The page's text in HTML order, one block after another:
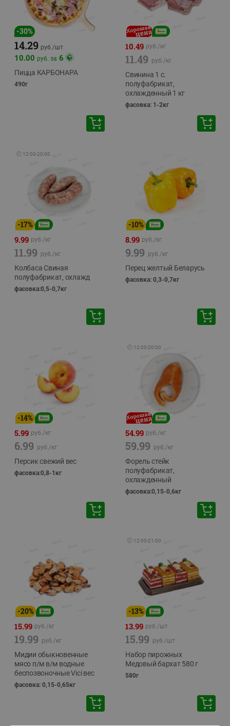
-30%
14.29 руб./шт
10.00 руб. за 6
Пицца КАРБОНАРА
490г
10.49 руб./кг
11.49 руб./кг
Свинина 1 с.
полуфабрикат,
охлажденный 1 кг
фасовка: 1-2кг
🕘 12:00-20:00
-17%
9.99 руб./кг
11.99 руб./кг
Колбаса Свиная
полуфабрикат, охлажд
фасовка:0,5-0,7кг
-10%
8.99 руб./кг
9.99 руб./кг
Перец желтый Беларусь
фасовка: 0,3-0,7кг
-14%
5.99 руб./кг
6.99 руб./кг
Персик свежий вес
фасовка:0,8-1кг
🕘 12:00-20:00
54.99 руб./кг
59.99 руб./кг
Форель стейк
полуфабрикат,
охлажденный
фасовка:0,15-0,6кг
-20%
15.99 руб./кг
19.99 руб./кг
Мидии обыкновенные
мясо п/м в/м водные
беспозвоночные Vici вес
фасовка: 0,15-0,65кг
🕘 12:00-21:00
-13%
13.99 руб./шт
15.99 руб./шт
Набор пирожных
Медовый бархат 580 г
580г